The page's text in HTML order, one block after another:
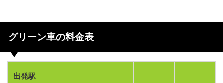
グリーン車の料金表
出発駅